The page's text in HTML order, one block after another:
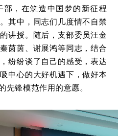
部，在筑造中国梦的新征程
其中，同志们几度情不自禁
讲授。随后，支部委员汪金
茵茵
谢展鸿等同志，结合
纷纷谈了自己的感受，表达
中心的大好机遇下，做好本
先锋模范作用的意愿。